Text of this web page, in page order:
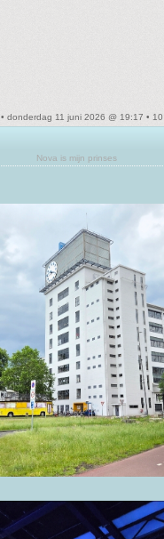
• donderdag 11 juni 2026 @ 19:17 • 10
Nova is mijn prinses